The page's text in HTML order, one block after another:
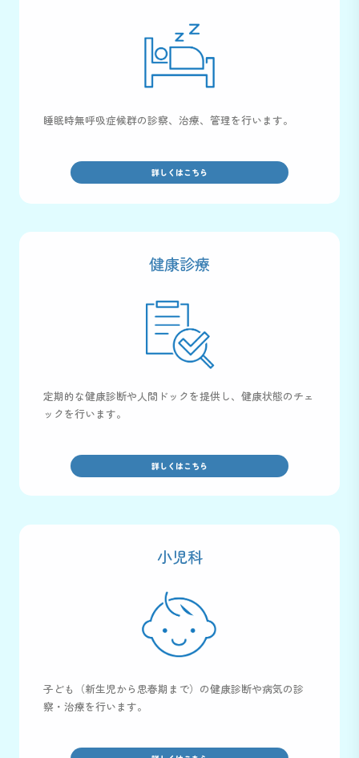
睡眠時無呼吸症候群の診察、治療、管理を行います。
詳しくはこちら
健康診療
定期的な健康診断や人間ドックを提供し、健康状態のチェ
ックを行います。
詳しくはこちら
小児科
子ども（新生児から思春期まで）の健康診断や病気の診
察・治療を行います。